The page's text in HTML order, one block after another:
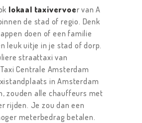
lokaal taxivervoer van A
de stad of regio. Denk
doen of een familie
leuk uitje in je stad of dorp.
straattaxi van
Centrale Amsterdam
in Amsterdam
zouden alle chauffeurs met
rijden. Je zou dan een
meterbedrag betalen.